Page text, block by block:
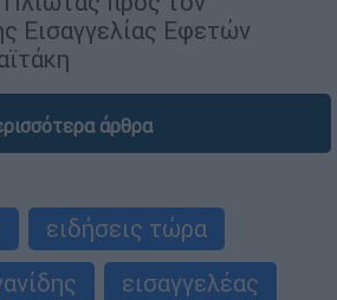
Εισαγγελίας Εφετών
άρθρα
ειδήσεις τώρα
εισαγγελέας